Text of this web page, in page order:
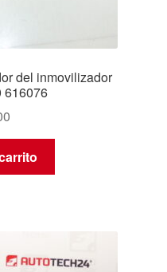
del inmovilizador
616076